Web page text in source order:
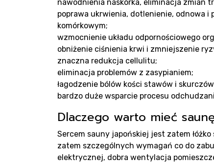
nawodnienia naskórka, eliminacja zmian
poprawa ukrwienia, dotlenienie, odnowa
komórkowym;
wzmocnienie układu odpornościowego
obniżenie ciśnienia krwi i zmniejszenie
znaczna redukcja cellulitu;
eliminacja problemów z zasypianiem;
łagodzenie bólów kości stawów i
bardzo duże wsparcie procesu
Dlaczego warto mieć
Sercem sauny japońskiej jest zatem
zatem szczególnych wymagań co do
elektrycznej, dobra wentylacja